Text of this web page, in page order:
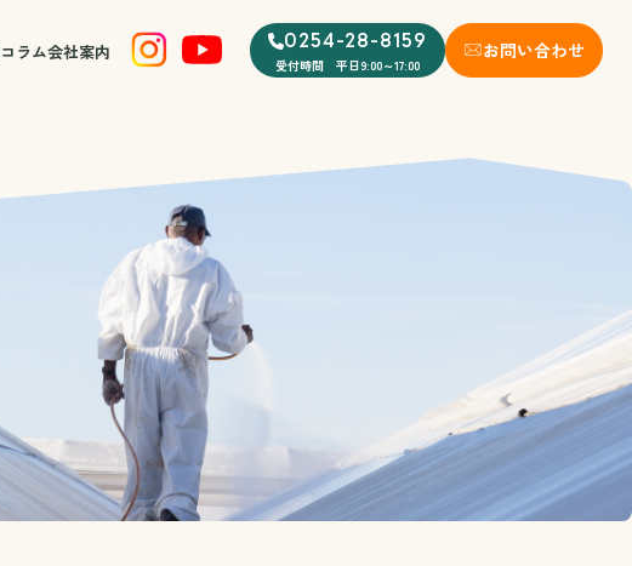
コラム会社案内 0254-28-8159
受付時間 平日9:00～17:00
お問い合わせ